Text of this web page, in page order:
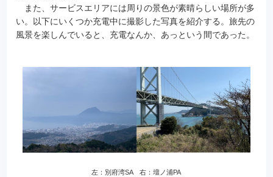
また、サービスエリアには周りの景色が素晴らしい場所が多
い。以下にいくつか充電中に撮影した写真を紹介する。旅先の
風景を楽しんでいると、充電なんか、あっという間であった。
左：別府湾SA 右：壇ノ浦PA